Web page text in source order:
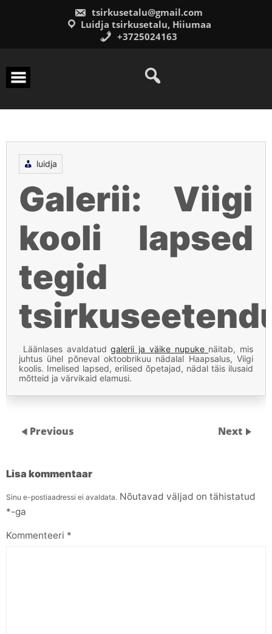
tsirkusetalu@gmail.com
Luidja tsirkusetalu, Hiiumaa
+3725024163
luidja
Galerii: Viigi
kooli lapsed
tegid
Läänlases avaldatudgalerii ja väike nupuke näitab, mis
juhtus ühel põneval oktoobrikuu nädalal Haapsalus, Viigi
koolis. Imelised lapsed, erilised õpetajad, nädal täis ilusaid
mõtteid ja värvikaid elamusi.
Previous Next
Lisa kommentaar
Sinu e-postiaadressi ei avaldata. Nõutavad väljad on tähistatud
*-ga
Kommenteeri *